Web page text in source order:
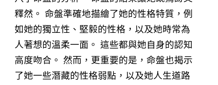
釋然。 命盤準確地描繪了她的性格特質，例
如她的獨立性、堅毅的性格，以及她時常為
人著想的溫柔一面。 這些都與她自身的認知
高度吻合。 然而，更重要的是，命盤也揭示
了她一些潛藏的性格弱點，以及她人生道路